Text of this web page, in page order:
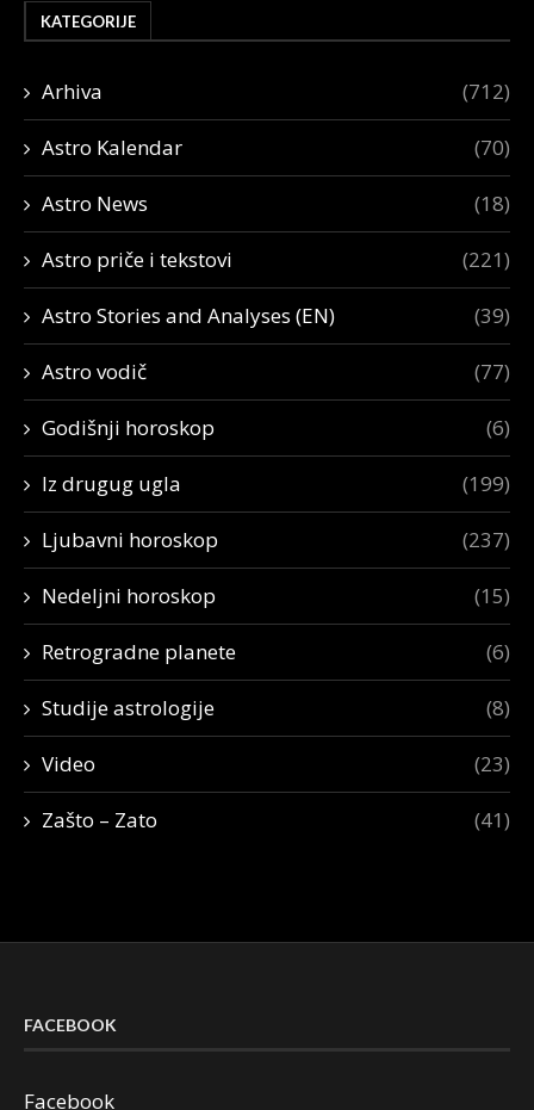
KATEGORIJE
Arhiva (712)
Astro Kalendar (70)
Astro News (18)
Astro priče i tekstovi (221)
Astro Stories and Analyses (EN) (39)
Astro vodič (77)
Godišnji horoskop (6)
Iz drugug ugla (199)
Ljubavni horoskop (237)
Nedeljni horoskop (15)
Retrogradne planete (6)
Studije astrologije (8)
Video (23)
Zašto – Zato (41)
FACEBOOK
Facebook